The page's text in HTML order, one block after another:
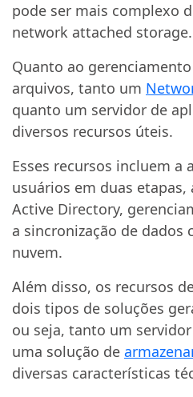
pode ser mais complexo
network attached storage.
Quanto ao
arquivos, tanto um
quanto um servidor de
diversos recursos úteis.
Esses recursos incluem a
usuários em duas
Active Directory,
a sincronização de dados
nuvem.
Além disso, os recursos
dois tipos de soluções
ou seja, tanto um
uma solução de
diversas características